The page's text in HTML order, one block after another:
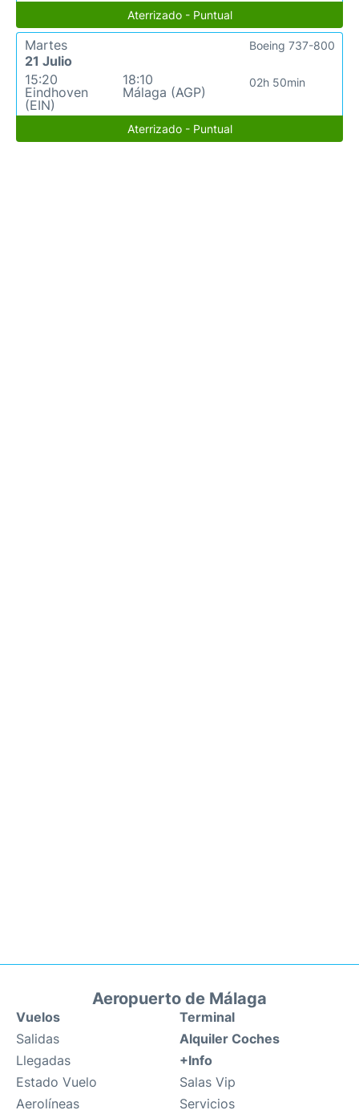
Aterrizado - Puntual
Martes
21 Julio
15:20
Eindhoven
(EIN)
18:10
Málaga (AGP)
02h 50min
Boeing 737-800
Aterrizado - Puntual
Aeropuerto de Málaga
Vuelos
Salidas
Llegadas
Estado Vuelo
Aerolíneas
Terminal
Alquiler Coches
+Info
Salas Vip
Servicios